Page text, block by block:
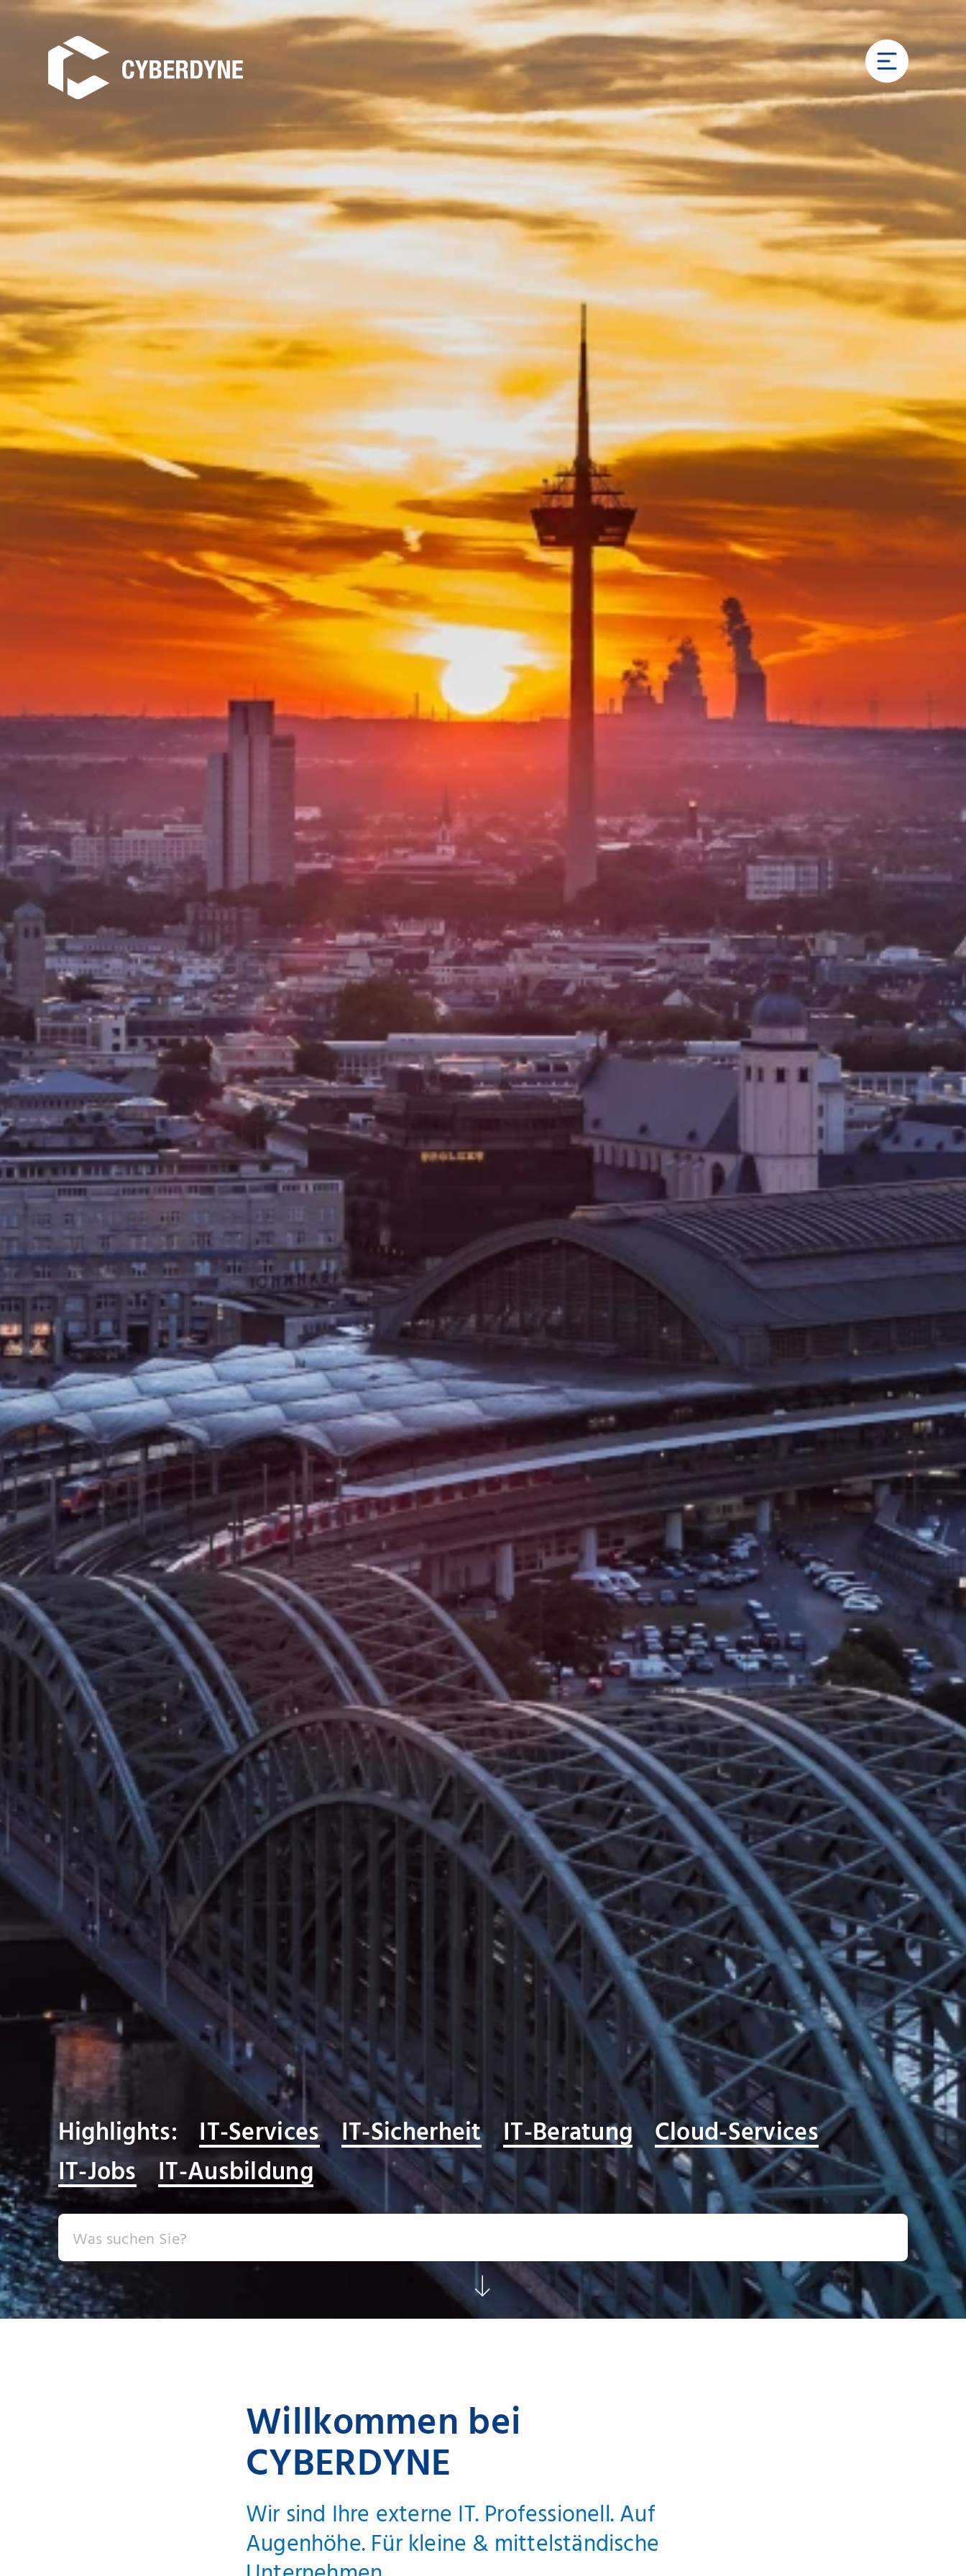
Highlights: IT-Services IT-Sicherheit IT-Beratung
Cloud-Services
IT-Jobs
IT-Ausbildung
Willkommen bei
CYBERDYNE
Wir sind Ihre externe IT. Professionell. Auf
Augenhöhe. Für kleine & mittelständische